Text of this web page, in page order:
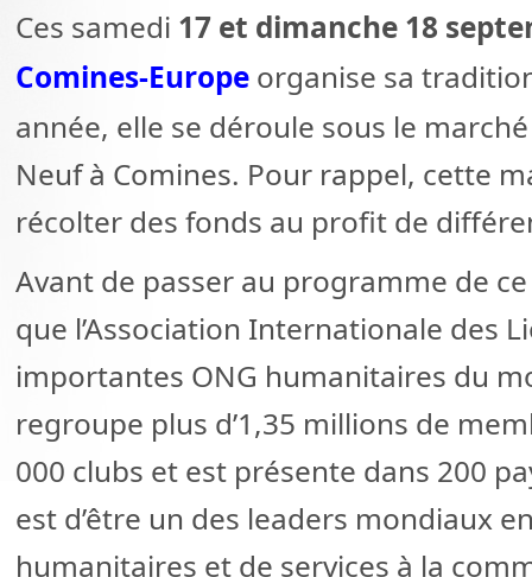
Ces samedi 17 et dimanche 18
Comines-Europe organise sa
année, elle se déroule sous le
Neuf à Comines. Pour rappel, cette
récolter des fonds au profit de
Avant de passer au programme de
que l’Association Internationale des
importantes ONG humanitaires du
regroupe plus d’1,35 millions de
000 clubs et est présente dans 200
est d’être un des leaders mondiaux
humanitaires et de services à la